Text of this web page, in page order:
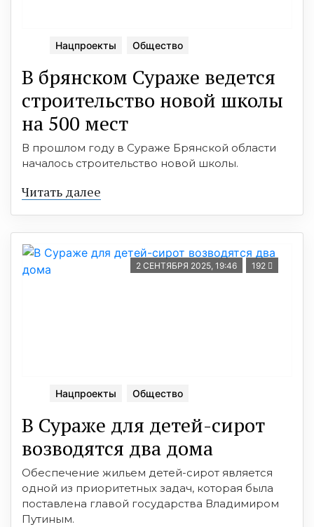
Нацпроекты Общество
В брянском Сураже ведется
строительство новой школы
на 500 мест
В прошлом году в Сураже Брянской области
началось строительство новой школы.
Читать далее
2 СЕНТЯБРЯ 2025, 19:46 192
Нацпроекты Общество
В Сураже для детей-сирот
возводятся два дома
Обеспечение жильем детей-сирот является
одной из приоритетных задач, которая была
поставлена главой государства Владимиром
Путиным.